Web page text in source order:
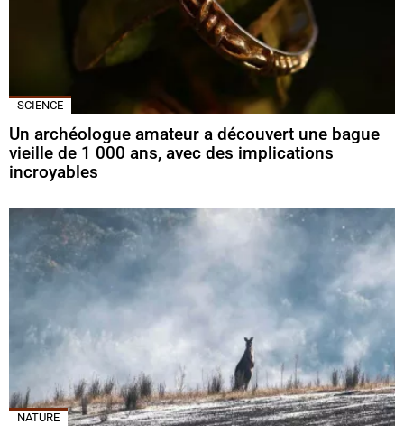
SCIENCE
Un archéologue amateur a découvert une bague
vieille de 1 000 ans, avec des implications
incroyables
NATURE